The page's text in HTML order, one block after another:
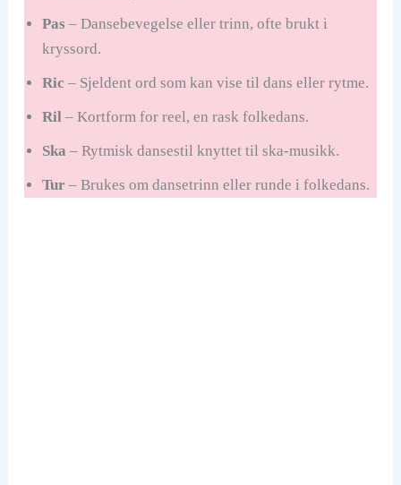
Pas – Dansebevegelse eller trinn, ofte brukt i
kryssord.
Ric – Sjeldent ord som kan vise til dans eller rytme.
Ril– Kortform for reel, en rask folkedans.
Ska – Rytmisk dansestil knyttet til ska-musikk.
Tur – Brukes om dansetrinn eller runde i folkedans.